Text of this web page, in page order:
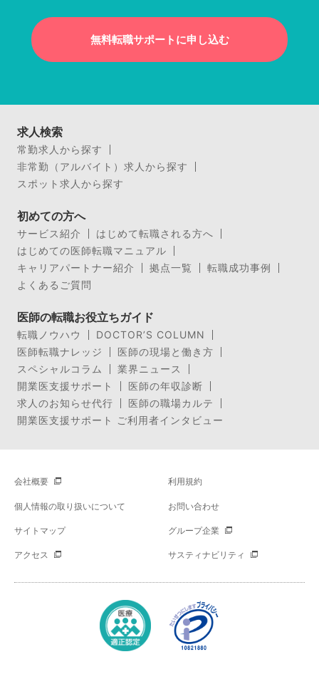
無料転職サポートに申し込む
求人検索
常勤求人から探す
非常勤（アルバイト）求人から探す
スポット求人から探す
初めての方へ
サービス紹介
はじめて転職される方へ
はじめての医師転職マニュアル
キャリアパートナー紹介
拠点一覧
転職成功事例
よくあるご質問
医師の転職お役立ちガイド
転職ノウハウ
DOCTOR’S COLUMN
医師転職ナレッジ
医師の現場と働き方
スペシャルコラム
業界ニュース
開業医支援サポート
医師の年収診断
求人のお知らせ代行
医師の職場カルテ
開業医支援サポート ご利用者インタビュー
会社概要 利用規約
個人情報の取り扱いについて お問い合わせ
サイトマップ グループ企業
アクセス サスティナビリティ